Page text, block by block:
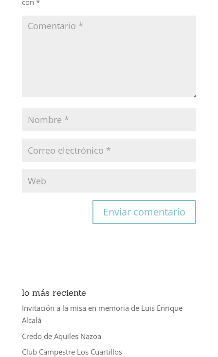
con *
lo más reciente
Invitación a la misa en memoria de Luis Enrique
Alcalá
Credo de Aquiles Nazoa
Club Campestre Los Cuartillos